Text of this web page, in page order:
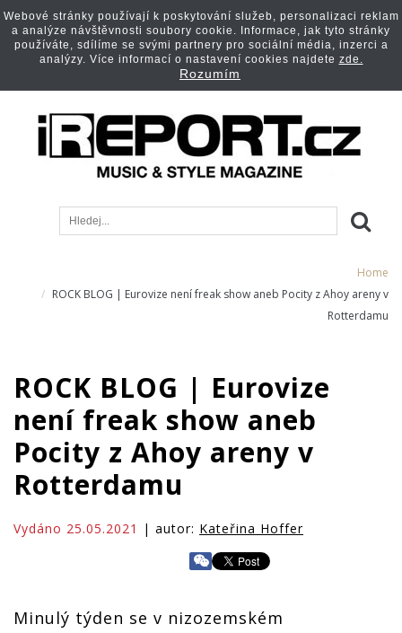
Home
ROCK BLOG | Eurovize není freak show aneb Pocity z Ahoy areny v
Rotterdamu
ROCK BLOG | Eurovize
není freak show aneb
Pocity z Ahoy areny v
Rotterdamu
Vydáno 25.05.2021 | autor: Kateřina Hoffer
Minulý týden se v nizozemském
Webové stránky používají k poskytování služeb, personalizaci reklam
a analýze návštěvnosti soubory cookie. Informace, jak tyto stránky
používáte, sdílíme se svými partnery pro sociální média, inzerci a
analýzy. Více informací o nastavení cookies najdete zde.
Rozumím